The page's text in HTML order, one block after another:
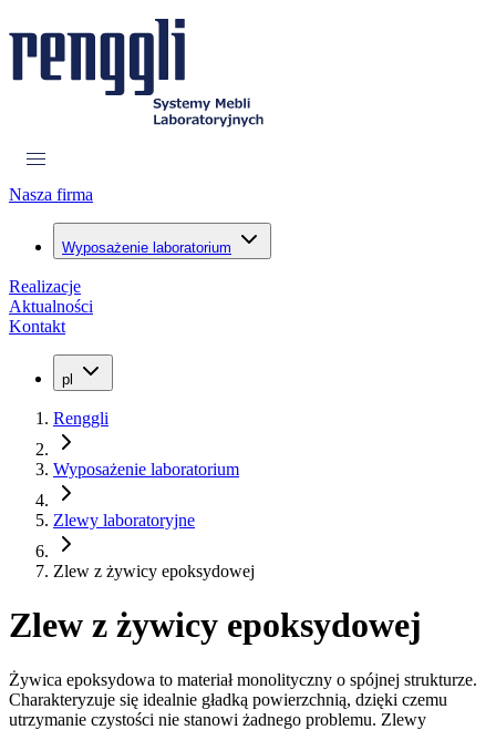
Nasza firma
Wyposażenie laboratorium
Realizacje
Aktualności
Kontakt
pl
Renggli
Wyposażenie laboratorium
Zlewy laboratoryjne
Zlew z żywicy epoksydowej
Zlew z żywicy epoksydowej
Żywica epoksydowa to materiał monolityczny o spójnej strukturze.
Charakteryzuje się idealnie gładką powierzchnią, dzięki czemu
utrzymanie czystości nie stanowi żadnego problemu. Zlewy